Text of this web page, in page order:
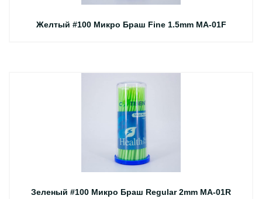
Желтый #100 Микро Браш Fine 1.5mm MA-01F
Зеленый #100 Микро Браш Regular 2mm MA-01R